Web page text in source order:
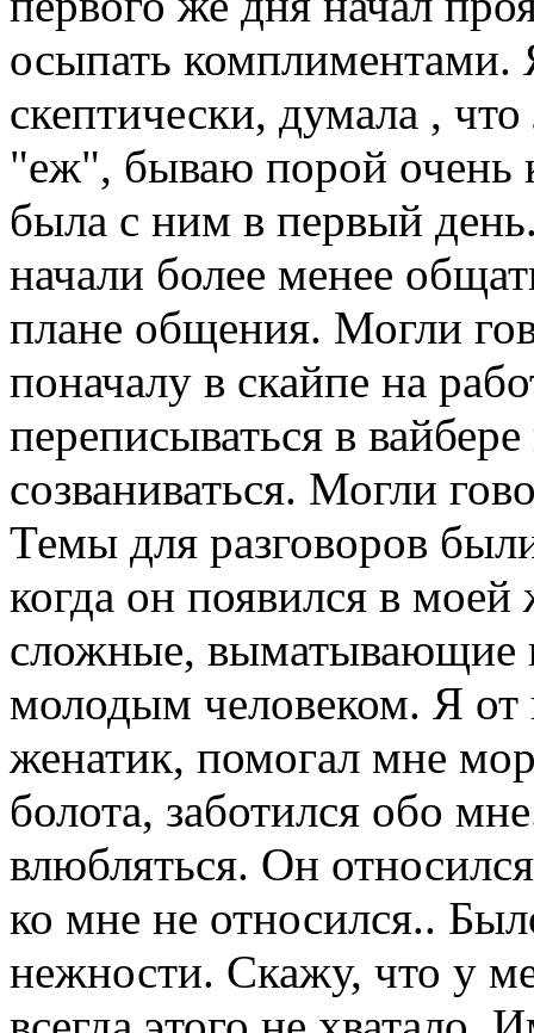
осыпать комплиментами.
скептически, думала ,
"еж", бываю порой очень
была с ним в первый
начали более менее
плане общения. Могли
поначалу в скайпе на
переписываться в
созваниваться. Могли
Темы для разговоров
когда он появился в
сложные, выматывающие
молодым человеком. Я от
женатик, помогал мне
болота, заботился обо
влюбляться. Он
ко мне не относился..
нежности. Скажу, что у